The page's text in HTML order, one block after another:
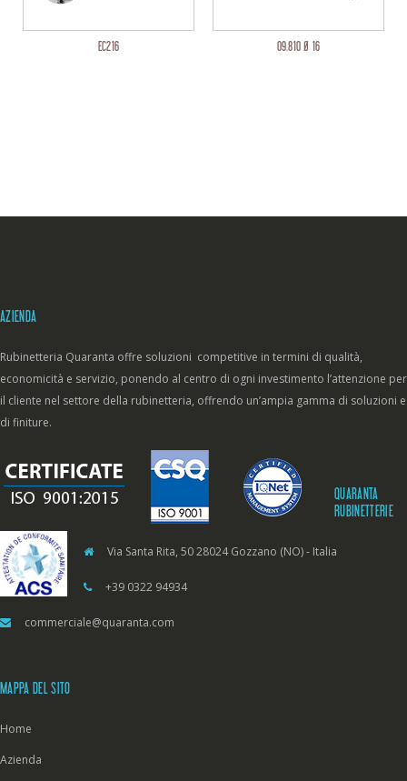
EC216 09.810 Ø 16
AZIENDA
Rubinetteria Quaranta offre soluzioni competitive in termini di qualità,
economicità e servizio, ponendo al centro di ogni investimento l’attenzione per
il cliente nel settore della rubinetteria, offrendo un’ampia gamma di soluzioni e
di finiture.
QUARANTA
RUBINETTERIE
Via Santa Rita, 50 28024 Gozzano (NO) - Italia
+39 0322 94934
commerciale@quaranta.com
MAPPA DEL SITO
Home
Azienda